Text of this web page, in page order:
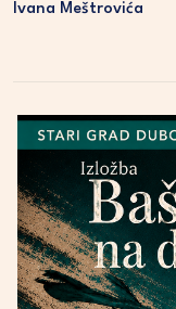
Ivana Meštrovića